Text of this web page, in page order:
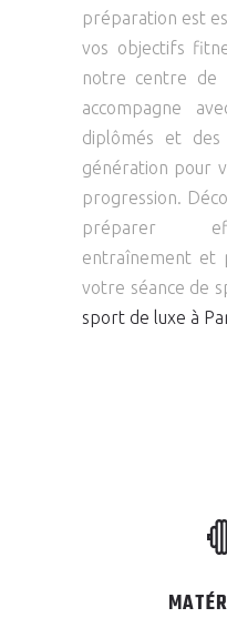
préparation est
vos objectifs
notre centre de
accompagne
diplômés et des
génération pour
progression.
préparer
entraînement et
votre séance de
sport de luxe à